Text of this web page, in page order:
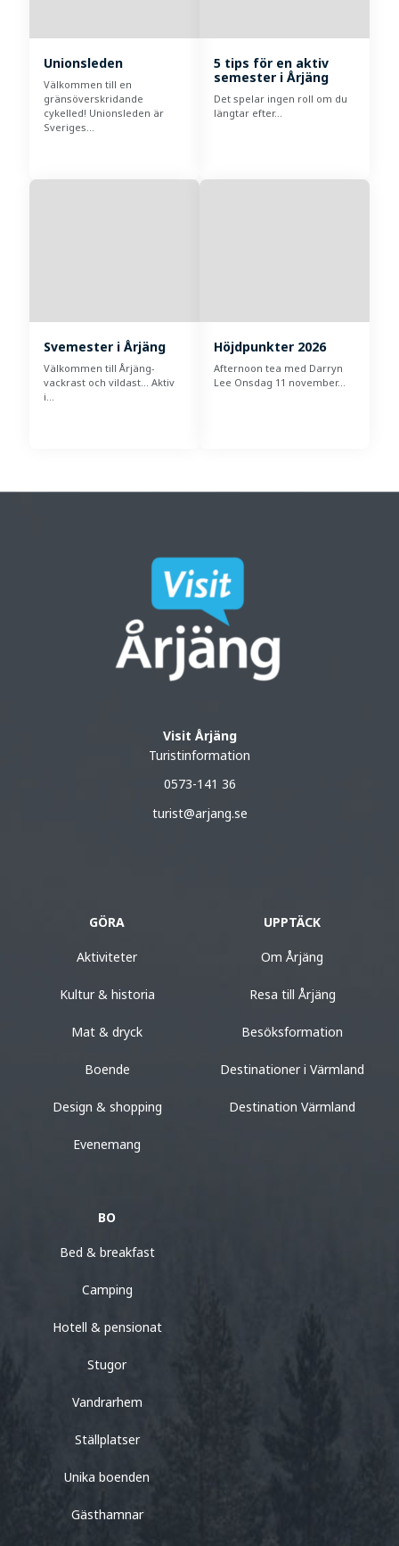
Unionsleden
Välkommen till en
gränsöverskridande
cykelled! Unionsleden är
Sveriges…
5 tips för en aktiv
semester i Årjäng
Det spelar ingen roll om du
längtar efter…
Svemester i Årjäng
Välkommen till Årjäng-
vackrast och vildast... Aktiv
i…
Höjdpunkter 2026
Afternoon tea med Darryn
Lee Onsdag 11 november…
Visit Årjäng
Turistinformation
0573-141 36
turist@arjang.se
GÖRA
Aktiviteter
Kultur & historia
Mat & dryck
Boende
Design & shopping
Evenemang
UPPTÄCK
Om Årjäng
Resa till Årjäng
Besöksformation
Destinationer i Värmland
Destination Värmland
BO
Bed & breakfast
Camping
Hotell & pensionat
Stugor
Vandrarhem
Ställplatser
Unika boenden
Gästhamnar